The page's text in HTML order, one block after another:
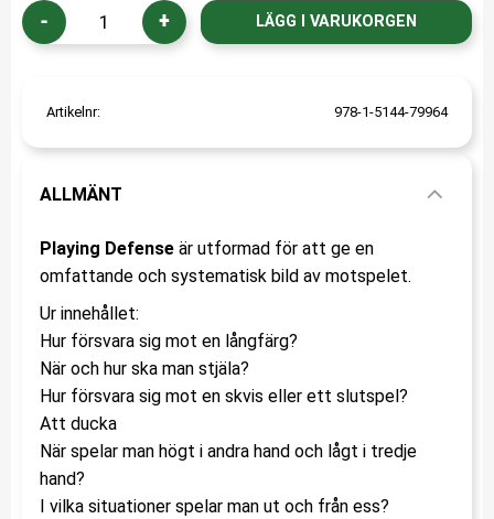
+
-
Artikelnr 978-1-5144-79964
ALLMÄNT
Playing Defense är utformad för att ge en
omfattande och systematisk bild av motspelet.
Ur innehållet:
Hur försvara sig mot en långfärg?
När och hur ska man stjäla?
Hur försvara sig mot en skvis eller ett slutspel?
Att ducka
När spelar man högt i andra hand och lågt i tredje
hand?
I vilka situationer spelar man ut och från ess?